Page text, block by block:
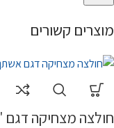
מוצרים קשורים
חולצה מצחיקה דגם